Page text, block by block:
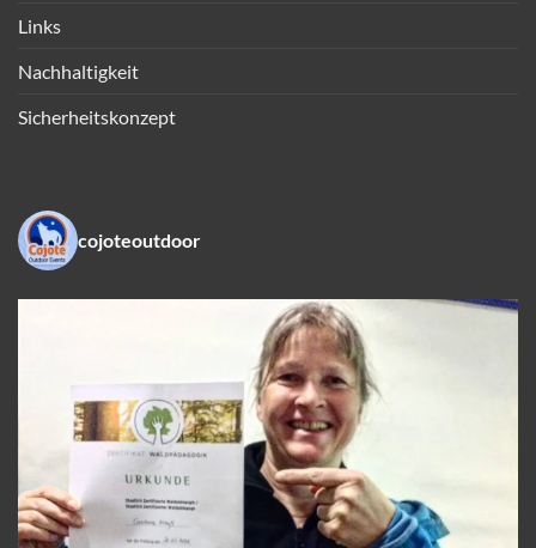
Links
Nachhaltigkeit
Sicherheitskonzept
cojoteoutdoor